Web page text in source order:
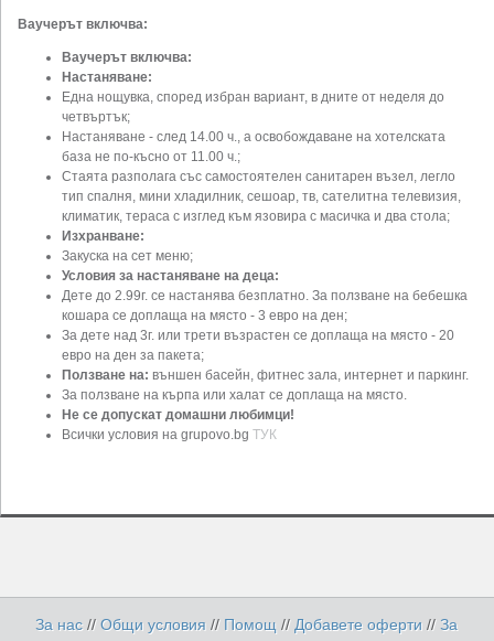
Ваучерът включва:
Ваучерът включва:
Настаняване:
Една нощувка, според избран вариант, в дните от неделя до
четвъртък;
Настаняване - след 14.00 ч., а освобождаване на хотелската
база не по-късно от 11.00 ч.;
Стаята разполага със самостоятелен санитарен възел, легло
тип спалня, мини хладилник, сешоар, тв, сателитна телевизия,
климатик, тераса с изглед към язовира с масичка и два стола;
Изхранване:
Закуска на сет меню;
Условия за настаняване на деца:
Дете до 2.99г. се настанява безплатно. За ползване на бебешка
кошара се доплаща на място - 3 евро на ден;
За дете над 3г. или трети възрастен се доплаща на място - 20
евро на ден за пакета;
Ползване на: външен басейн, фитнес зала, интернет и паркинг.
За ползване на кърпа или халат се доплаща на място.
Не се допускат домашни любимци!
Всички условия на grupovo.bg ТУК
За нас //Общи условия // Помощ //Добавете оферти//За